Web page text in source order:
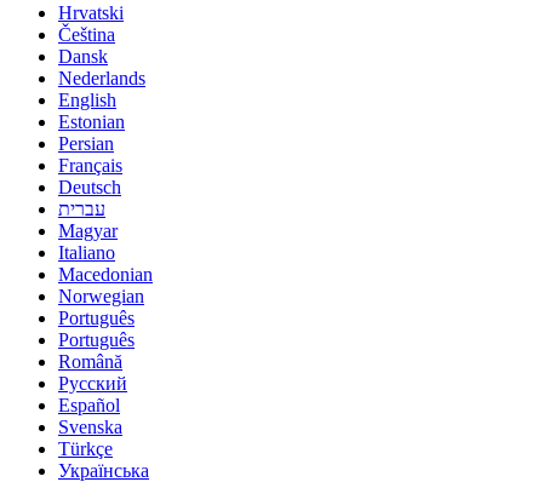
Hrvatski
Čeština
Dansk
Nederlands
English
Estonian
Persian
Français
Deutsch
עברית
Magyar
Italiano
Macedonian
Norwegian
Português
Português
Română
Русский
Español
Svenska
Türkçe
Українська